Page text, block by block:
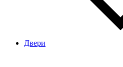
Двери